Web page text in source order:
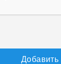
Добавить